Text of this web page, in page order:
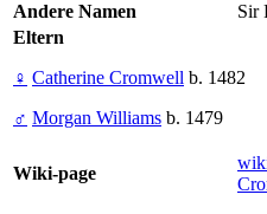
Andere Namen
Sir
Eltern
♀ Catherine Cromwell b. 1482
♂ Morgan Williams b. 1479
Wiki-page